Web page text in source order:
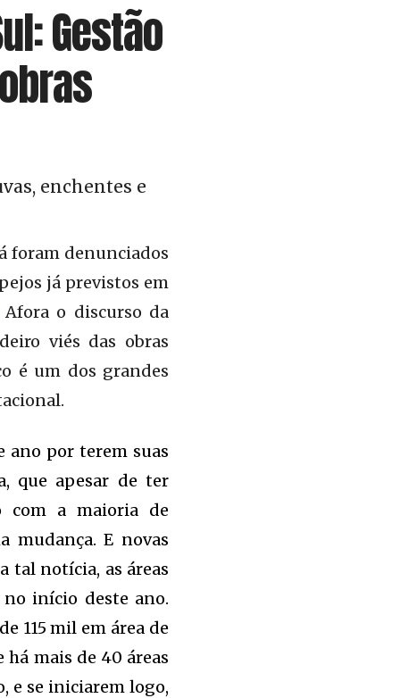
Gestão
enchentes e
foram denunciados
já previstos em
Afora o discurso da
viés das obras
é um dos grandes
ano por terem suas
que apesar de ter
com a maioria de
mudança. E novas
tal notícia, as áreas
início deste ano.
115 mil em área de
há mais de 40 áreas
e se iniciarem logo,